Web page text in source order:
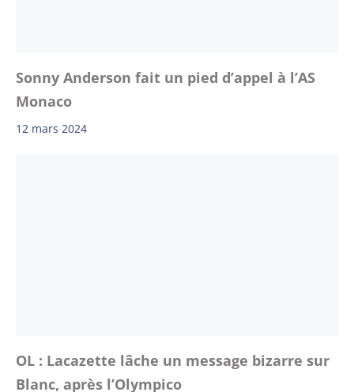
Sonny Anderson fait un pied d’appel à l’AS
Monaco
12 mars 2024
OL : Lacazette lâche un message bizarre sur
Blanc, après l’Olympico